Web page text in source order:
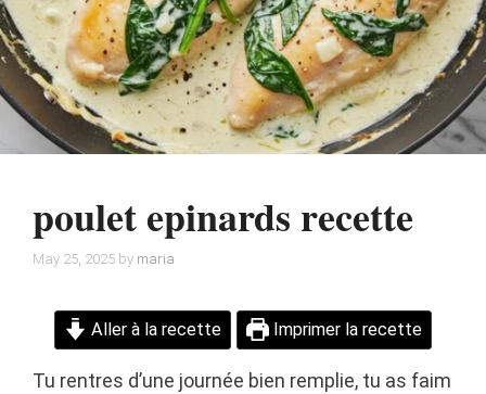
poulet epinards recette
May 25, 2025 by maria
Aller à la recette Imprimer la recette
Tu rentres d’une journée bien remplie, tu as faim